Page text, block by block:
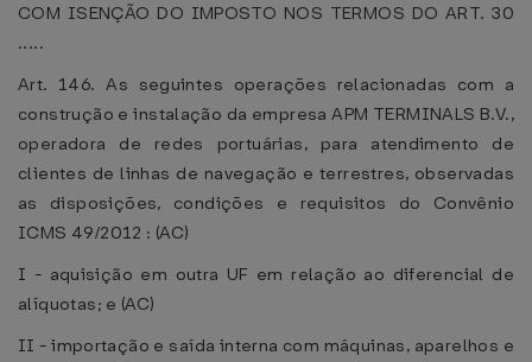
COM ISENÇÃO DO IMPOSTO NOS TERMOS DO ART. 30
.....
Art. 146. As seguintes operações relacionadas com a
construção e instalação da empresa APM TERMINALS B.V.,
operadora de redes portuárias, para atendimento de
clientes de linhas de navegação e terrestres, observadas
as disposições, condições e requisitos do Convênio
ICMS 49/2012 : (AC)
I - aquisição em outra UF em relação ao diferencial de
alíquotas; e (AC)
II - importação e saída interna com máquinas, aparelhos e